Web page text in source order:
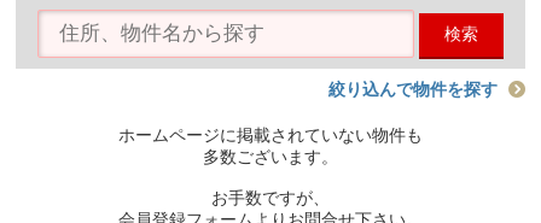
物件を探す
購入TOP
条件から探す
住宅ローン控除シミュレータ
検索
絞り込んで物件を探す
ホームページに掲載されていない物件も
多数ございます。
お手数ですが、
会員登録フォームよりお問合せ下さい。